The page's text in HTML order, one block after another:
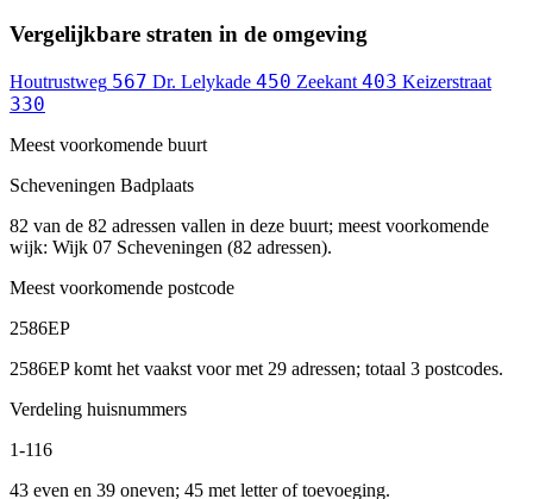
Vergelijkbare straten in de omgeving
Houtrustweg 567 Dr. Lelykade 450 Zeekant 403 Keizerstraat
330
Meest voorkomende buurt
Scheveningen Badplaats
82 van de 82 adressen vallen in deze buurt; meest voorkomende
wijk: Wijk 07 Scheveningen (82 adressen).
Meest voorkomende postcode
2586EP
2586EP komt het vaakst voor met 29 adressen; totaal 3 postcodes.
Verdeling huisnummers
1-116
43 even en 39 oneven; 45 met letter of toevoeging.